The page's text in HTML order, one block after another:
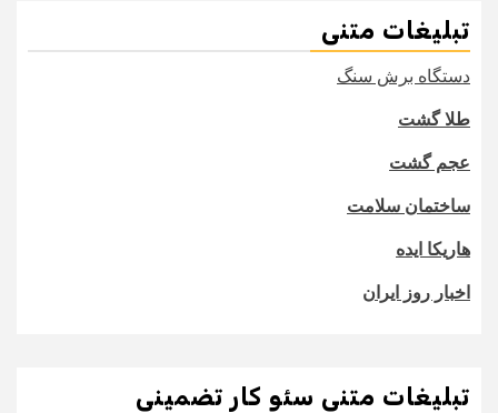
تبلیغات متنی
دستگاه برش سنگ
طلا گشت
عجم گشت
ساختمان سلامت
هاریکا ایده
اخبار روز ایران
تبلیغات متنی سئو کار تضمینی